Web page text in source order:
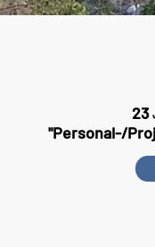
23
"Personal-/